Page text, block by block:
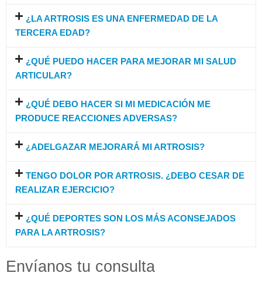
¿LA ARTROSIS ES UNA ENFERMEDAD DE LA
TERCERA EDAD?
¿QUÉ PUEDO HACER PARA MEJORAR MI SALUD
ARTICULAR?
¿QUÉ DEBO HACER SI MI MEDICACIÓN ME
PRODUCE REACCIONES ADVERSAS?
¿ADELGAZAR MEJORARÁ MI ARTROSIS?
TENGO DOLOR POR ARTROSIS. ¿DEBO CESAR DE
REALIZAR EJERCICIO?
¿QUÉ DEPORTES SON LOS MÁS ACONSEJADOS
PARA LA ARTROSIS?
Envíanos tu consulta